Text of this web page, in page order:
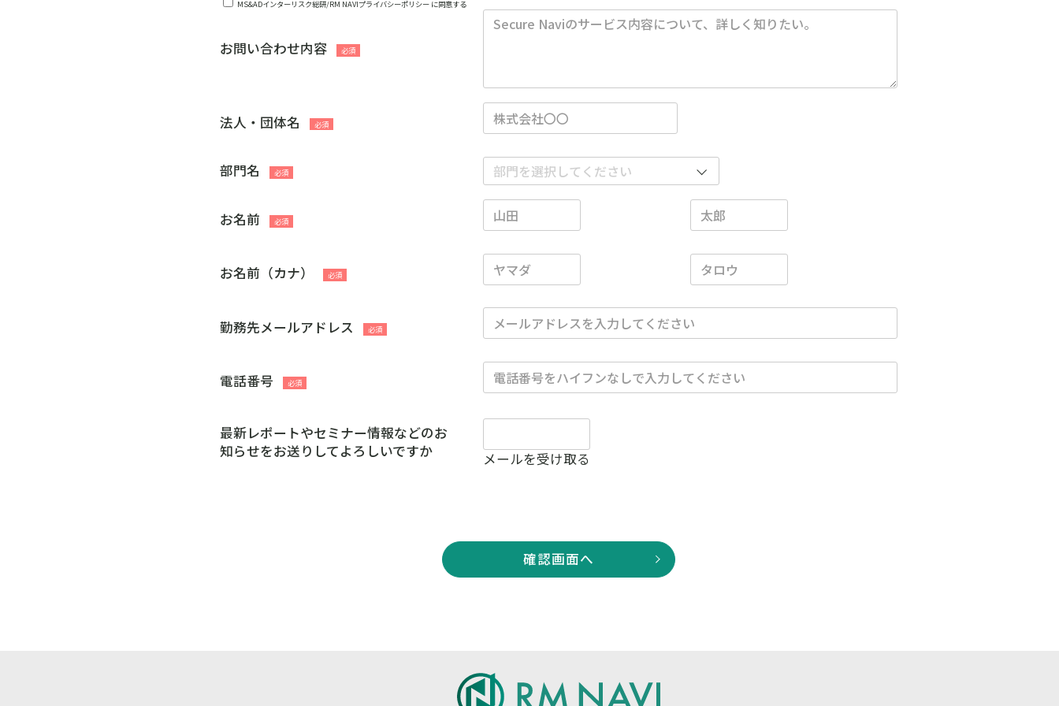
MS&ADインターリスク総研/RM NAVIプライバシーポリシー に同意する
お問い合わせ内容
法人・団体名
部門名
お名前
お名前（カナ）
勤務先メールアドレス
電話番号
最新レポートやセミナー情報などのお
知らせをお送りしてよろしいですか
メールを受け取る
確認画面へ